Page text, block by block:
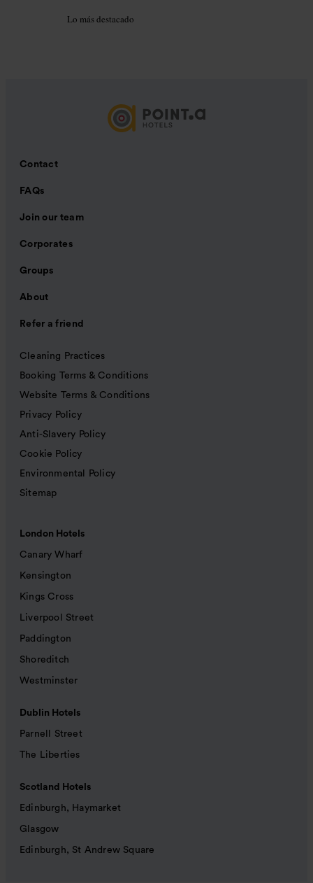
Lo más destacado
Contact
FAQs
Join our team
Corporates
Groups
About
Refer a friend
Cleaning Practices
Booking Terms & Conditions
Website Terms & Conditions
Privacy Policy
Anti-Slavery Policy
Cookie Policy
Environmental Policy
Sitemap
London Hotels
Canary Wharf
Kensington
Kings Cross
Liverpool Street
Paddington
Shoreditch
Westminster
Dublin Hotels
Parnell Street
The Liberties
Scotland Hotels
Edinburgh, Haymarket
Glasgow
Edinburgh, St Andrew Square